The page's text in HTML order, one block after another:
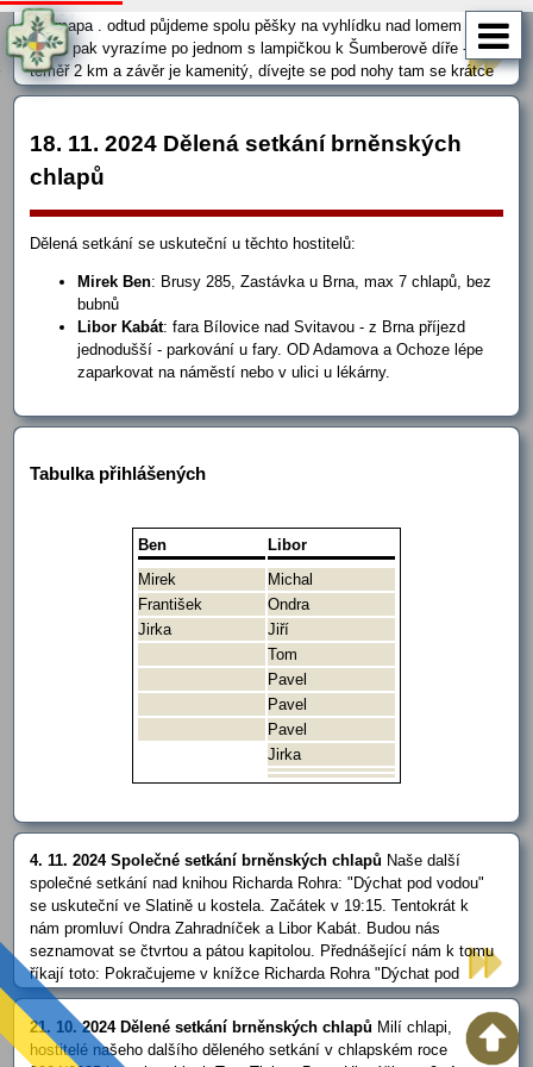
viz mapa . odtud půjdeme spolu pěšky na vyhlídku nad lomem a
odtud pak vyrazíme po jednom s lampičkou k Šumberově díře - je to
téměř 2 km a závěr je kamenitý, dívejte se pod nohy tam se krátce
zastavíme, občerstvíme tekutinami a pak spolu vyrazíme zpět a
můžeme při teplém čaji a …
18. 11. 2024 Dělená setkání brněnských
chlapů
Dělená setkání se uskuteční u těchto hostitelů:
Mirek Ben: Brusy 285, Zastávka u Brna, max 7 chlapů, bez
bubnů
Libor Kabát: fara Bílovice nad Svitavou - z Brna příjezd
jednodušší - parkování u fary. OD Adamova a Ochoze lépe
zaparkovat na náměstí nebo v ulici u lékárny.
Tabulka přihlášených
Ben
Libor
Mirek
Michal
František
Ondra
Jirka
Jiří
Tom
Pavel
Pavel
Pavel
Jirka
4. 11. 2024 Společné setkání brněnských chlapů Naše další
společné setkání nad knihou Richarda Rohra: "Dýchat pod vodou"
se uskuteční ve Slatině u kostela. Začátek v 19:15. Tentokrát k
nám promluví Ondra Zahradníček a Libor Kabát. Budou nás
seznamovat se čtvrtou a pátou kapitolou. Přednášející nám k tomu
říkají toto: Pokračujeme v knížce Richarda Rohra "Dýchat pod
vodou". Už z úvodu víme, že nestačí mít dům na skále a nechat si
bezpečný pás písku mezi sebou a mořem (anebo Bohem?). První
kapitola …
21. 10. 2024 Dělené setkání brněnských chlapů Milí chlapi,
hostitelé našeho dalšího děleného setkání v chlapském roce